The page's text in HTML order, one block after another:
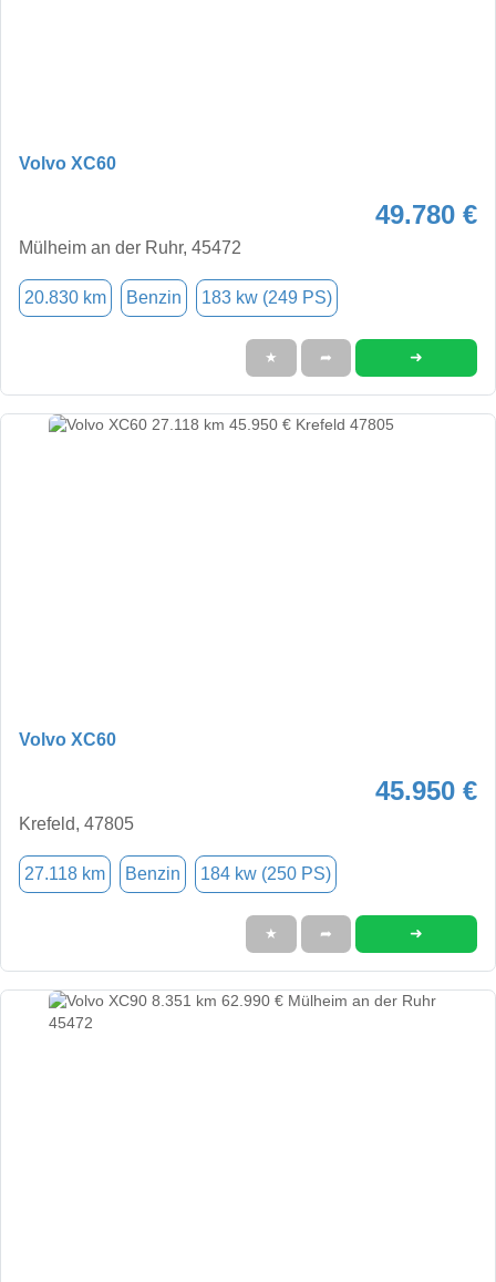
Volvo XC60
49.780 €
Mülheim an der Ruhr, 45472
20.830 km Benzin 183 kw (249 PS)
★ ➦ ➜
Volvo XC60
45.950 €
Krefeld, 47805
27.118 km Benzin 184 kw (250 PS)
★ ➦ ➜